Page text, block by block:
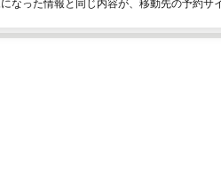
なった情報と同じ内容が、移動先の予約サ